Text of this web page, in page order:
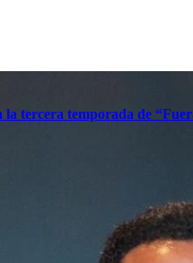
la tercera temporada de